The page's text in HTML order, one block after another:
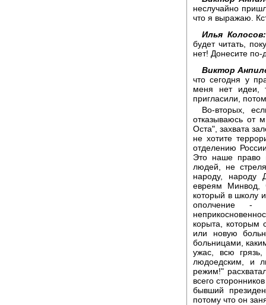
неслучайно
что я выражаю.
Илья Колосов:
будет читать,
нет! Донесите по-
Виктор
что сегодня у
меня нет идеи,
пригласили,
Во-вторых,
отказываюсь от
Оста", захвата
не хотите
отделению
Это наше право
людей, не
народу, народу
евреям Минвод,
который в школу
ополчение -
корыта, которым
или новую
больницами,
ужас, всю
людоедским, и
режим!"
всего
бывший
потому что он